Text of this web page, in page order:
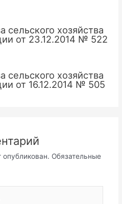
сельского хозяйства
от 23.12.2014 № 522
сельского хозяйства
от 16.12.2014 № 505
Обязательные